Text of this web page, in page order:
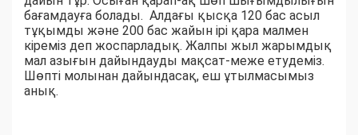
бағамдауға болады. Алдағы қысқа 120 бас асыл
тұқымды және 200 бас жайын ірі қара малмен
кіреміз деп жоспарладық. Жалпы жыл жарымдық
мал азығын дайындауды мақсат-меже етудеміз.
Шөпті молынан дайындасақ, еш ұтылмасымыз
анық.